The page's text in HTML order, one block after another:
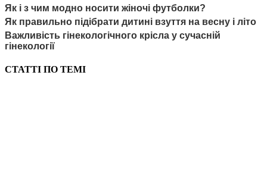
Як і з чим модно носити жіночі футболки?
Як правильно підібрати дитині взуття на весну і літо
Важливість гінекологічного крісла у сучасній
гінекології
СТАТТІ ПО ТЕМІ